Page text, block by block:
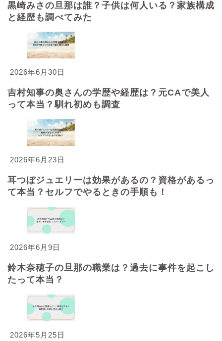
黒崎みさの旦那は誰？子供は何人いる？家族構成
と経歴も調べてみた
2026年6月30日
吉村知事の奥さんの学歴や経歴は？元CAで美人
って本当？馴れ初めも調査
2026年6月23日
耳つぼジュエリーは効果があるの？資格があるっ
て本当？セルフでやるときの手順も！
2026年6月9日
鈴木奈穂子の旦那の職業は？過去に事件を起こし
たって本当？
2026年5月25日